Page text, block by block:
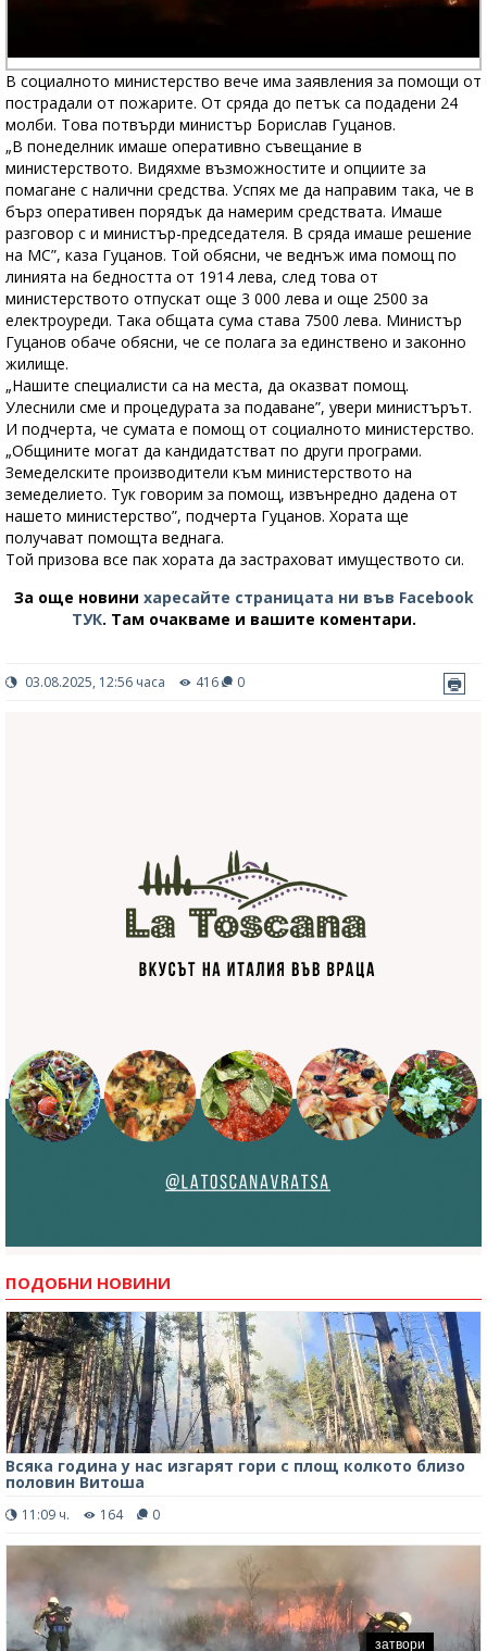
В социалното министерство вече има заявления за помощи от
пострадали от пожарите. От сряда до петък са подадени 24
молби. Това потвърди министър Борислав Гуцанов.
„В понеделник имаше оперативно съвещание в
министерството. Видяхме възможностите и опциите за
помагане с налични средства. Успях ме да направим така, че в
бърз оперативен порядък да намерим средствата. Имаше
разговор с и министър-председателя. В сряда имаше решение
на МС”, каза Гуцанов. Той обясни, че веднъж има помощ по
линията на бедността от 1914 лева, след това от
министерството отпускат още 3 000 лева и още 2500 за
електроуреди. Така общата сума става 7500 лева. Министър
Гуцанов обаче обясни, че се полага за единствено и законно
жилище.
„Нашите специалисти са на места, да оказват помощ.
Улеснили сме и процедурата за подаване”, увери министърът.
И подчерта, че сумата е помощ от социалното министерство.
„Общините могат да кандидатстват по други програми.
Земеделските производители към министерството на
земеделието. Тук говорим за помощ, извънредно дадена от
нашето министерство”, подчерта Гуцанов. Хората ще
получават помощта веднага.
Той призова все пак хората да застраховат имуществото си.
За още новини харесайте страницата ни във Facebook
ТУК. Там очакваме и вашите коментари.
03.08.2025, 12:56 часа 416 0
ПОДОБНИ НОВИНИ
Всяка година у нас изгарят гори с площ колкото близо
половин Витоша
11:09 ч. 164 0
затвори